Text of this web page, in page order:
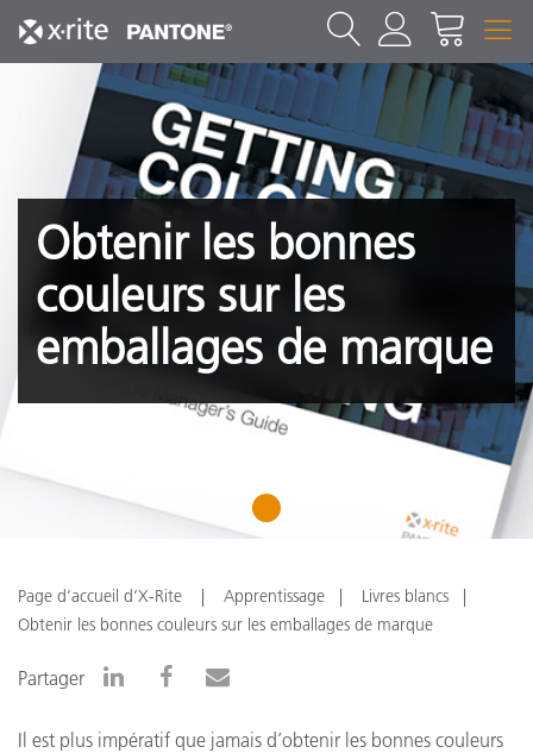
Obtenir les bonnes
couleurs sur les
emballages de marque
1
Page d’accueil d’X-Rite Apprentissage
Livres blancs
Obtenir les bonnes couleurs sur les emballages de marque
Partager
Il est plus impératif que jamais d’obtenir les bonnes couleurs